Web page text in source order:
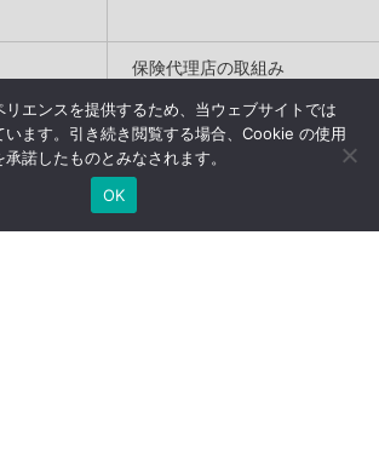
保険代理店の取組み
特定商取引法に基づく表記
Copyright(c) 2004-2026
Inc. All rights reserved.
リエンスを提供するため、当ウェブサイトでは
ます。引き続き閲覧する場合、Cookie の使用
承諾したものとみなされます。
OK